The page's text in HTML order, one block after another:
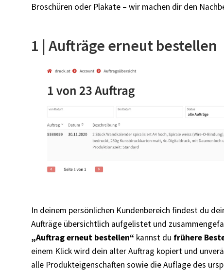
Broschüren oder Plakate – wir machen dir den
1 | Aufträge erneut bestellen
In deinem persönlichen Kundenbereich findest du
Aufträge übersichtlich aufgelistet und
„Auftrag erneut bestellen“ kannst du frühere
einem Klick wird dein alter Auftrag kopiert und
alle Produkteigenschaften sowie die Auflage des